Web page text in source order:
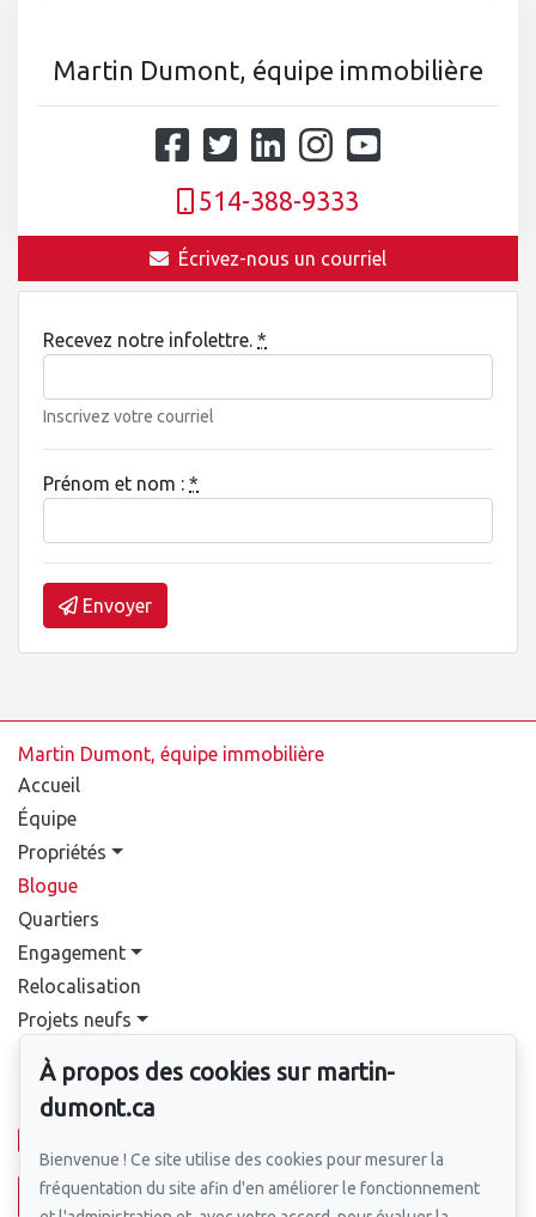
Martin Dumont, équipe immobilière
514-388-9333
Écrivez-nous un courriel
Recevez notre infolettre. *
Inscrivez votre courriel
Prénom et nom : *
Envoyer
Martin Dumont, équipe immobilière
Accueil
Équipe
Propriétés
Blogue
Quartiers
Engagement
Relocalisation
Projets neufs
Contact
Pour nous joindre
Écrivez-nous un courriel
À propos des cookies sur martin-
dumont.ca
Bienvenue ! Ce site utilise des cookies pour mesurer la
fréquentation du site afin d'en améliorer le fonctionnement